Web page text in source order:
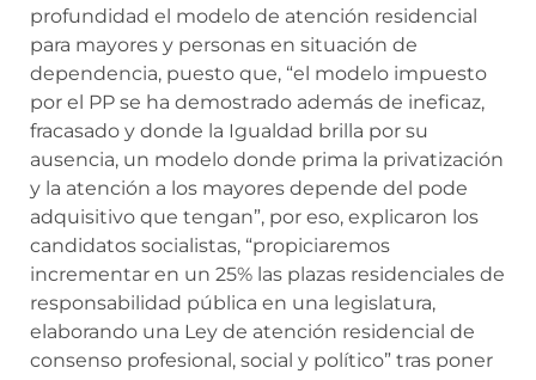
profundidad el modelo de atención residencial
para mayores y personas en situación de
dependencia, puesto que, “el modelo impuesto
por el PP se ha demostrado además de ineficaz,
fracasado y donde la Igualdad brilla por su
ausencia, un modelo donde prima la privatización
y la atención a los mayores depende del pode
adquisitivo que tengan”, por eso, explicaron los
candidatos socialistas, “propiciaremos
incrementar en un 25% las plazas residenciales de
responsabilidad pública en una legislatura,
elaborando una Ley de atención residencial de
consenso profesional, social y político” tras poner